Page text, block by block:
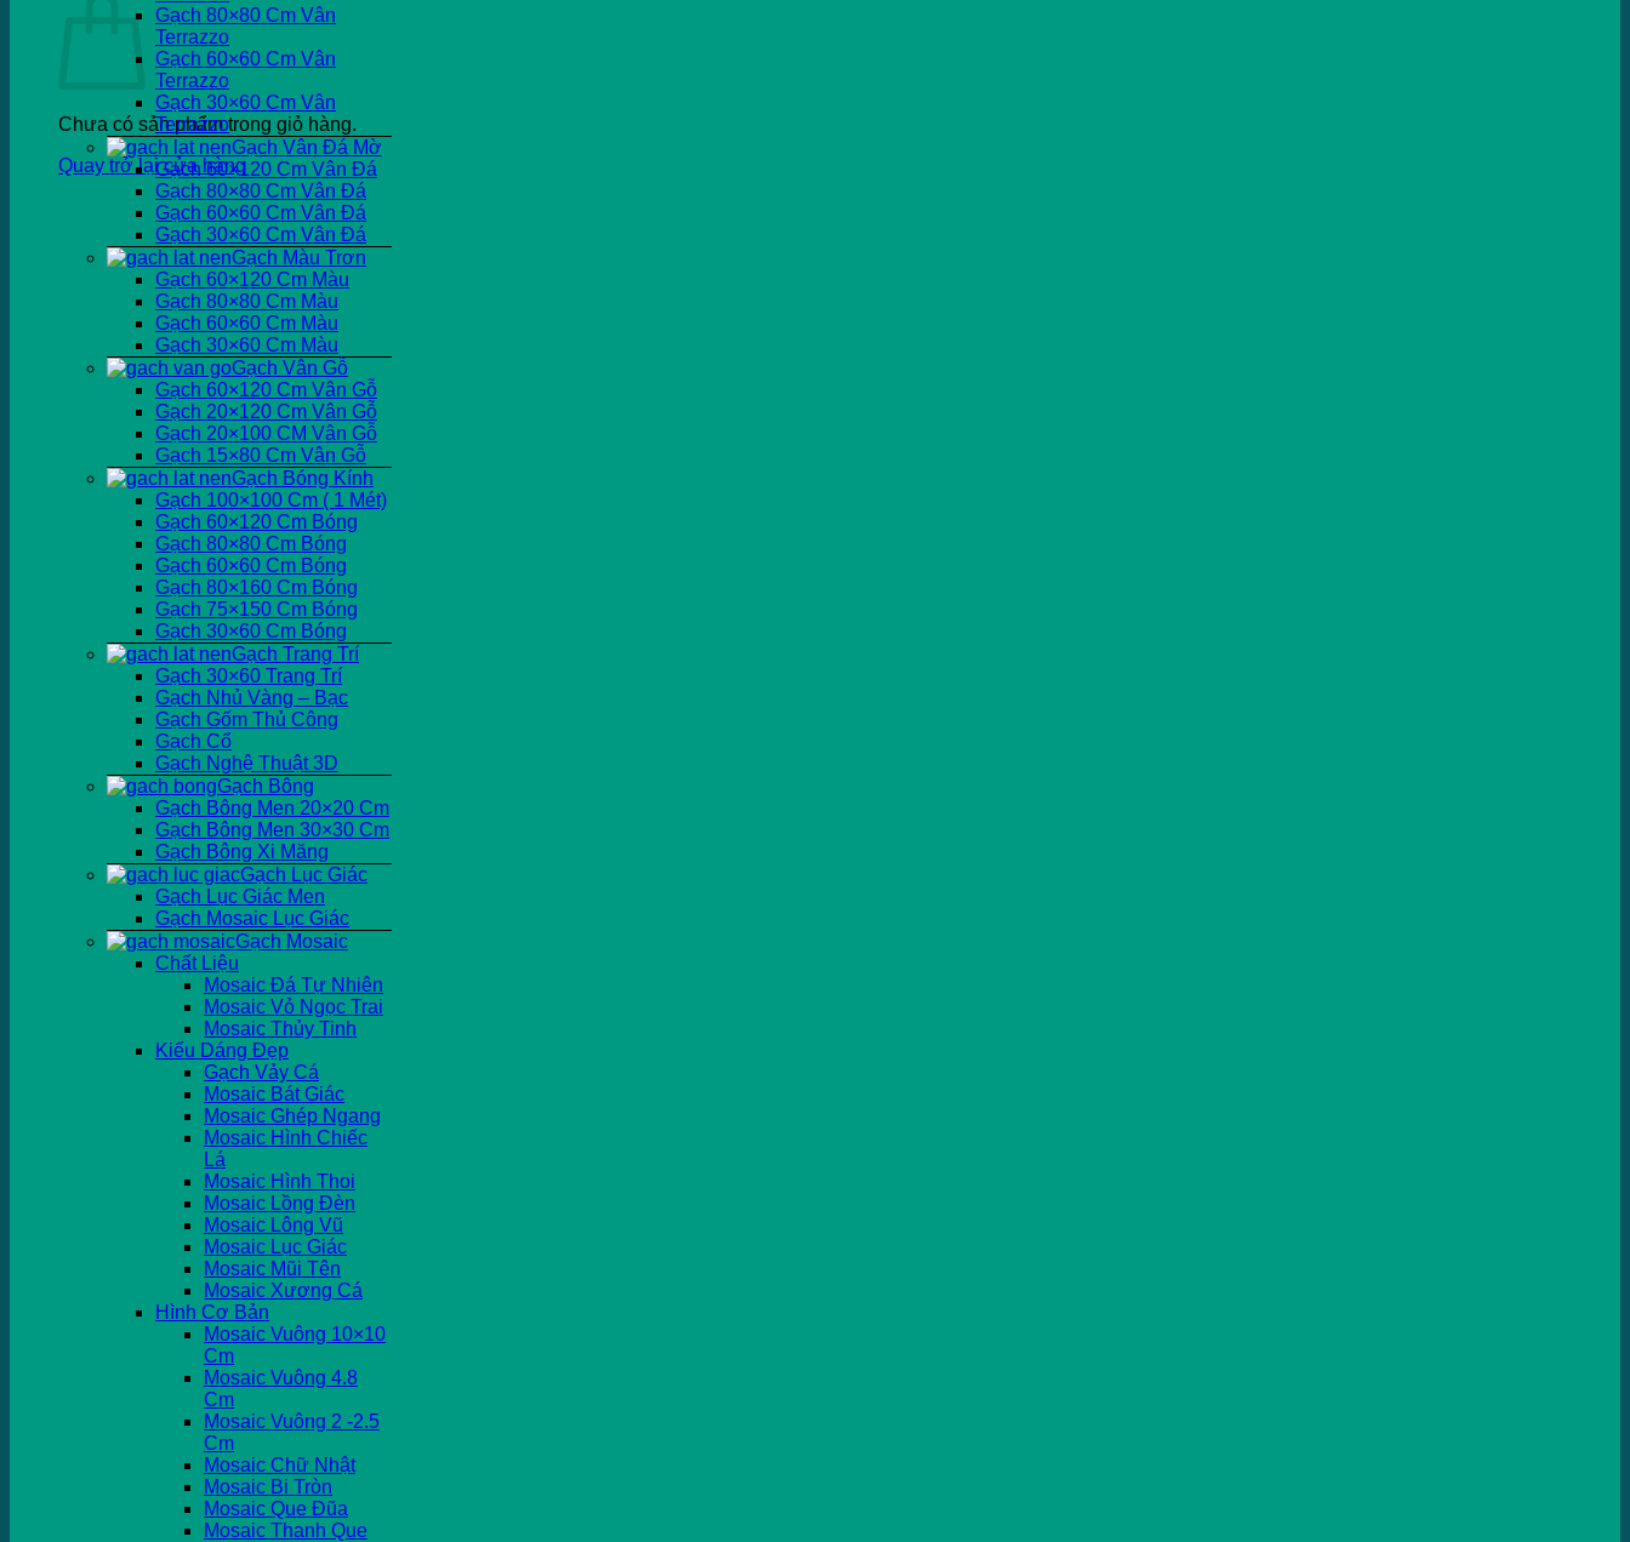
Chưa có sản phẩm trong giỏ hàng.
Quay trở lại cửa hàng
Gạch 80×80 Cm Vân
Terrazzo
Gạch 60×60 Cm Vân
Terrazzo
Gạch 30×60 Cm Vân
Terrazzo
Gạch Vân Đá Mờ
Gạch 60×120 Cm Vân Đá
Gạch 80×80 Cm Vân Đá
Gạch 60×60 Cm Vân Đá
Gạch 30×60 Cm Vân Đá
Gạch Màu Trơn
Gạch 60×120 Cm Màu
Gạch 80×80 Cm Màu
Gạch 60×60 Cm Màu
Gạch 30×60 Cm Màu
Gạch Vân Gỗ
Gạch 60×120 Cm Vân Gỗ
Gạch 20×120 Cm Vân Gỗ
Gạch 20×100 CM Vân Gỗ
Gạch 15×80 Cm Vân Gỗ
Gạch Bóng Kính
Gạch 100×100 Cm ( 1 Mét)
Gạch 60×120 Cm Bóng
Gạch 80×80 Cm Bóng
Gạch 60×60 Cm Bóng
Gạch 80×160 Cm Bóng
Gạch 75×150 Cm Bóng
Gạch 30×60 Cm Bóng
Gạch Trang Trí
Gạch 30×60 Trang Trí
Gạch Nhủ Vàng – Bạc
Gạch Gốm Thủ Công
Gạch Cổ
Gạch Nghệ Thuật 3D
Gạch Bông
Gạch Bông Men 20×20 Cm
Gạch Bông Men 30×30 Cm
Gạch Bông Xi Măng
Gạch Lục Giác
Gạch Lục Giác Men
Gạch Mosaic Lục Giác
Gạch Mosaic
Chất Liệu
Mosaic Đá Tự Nhiên
Mosaic Vỏ Ngọc Trai
Mosaic Thủy Tinh
Kiểu Dáng Đẹp
Gạch Vảy Cá
Mosaic Bát Giác
Mosaic Ghép Ngang
Mosaic Hình Chiếc
Lá
Mosaic Hình Thoi
Mosaic Lồng Đèn
Mosaic Lông Vũ
Mosaic Lục Giác
Mosaic Mũi Tên
Mosaic Xương Cá
Hình Cơ Bản
Mosaic Vuông 10×10
Cm
Mosaic Vuông 4.8
Cm
Mosaic Vuông 2 -2.5
Cm
Mosaic Chữ Nhật
Mosaic Bi Tròn
Mosaic Que Đũa
Mosaic Thanh Que